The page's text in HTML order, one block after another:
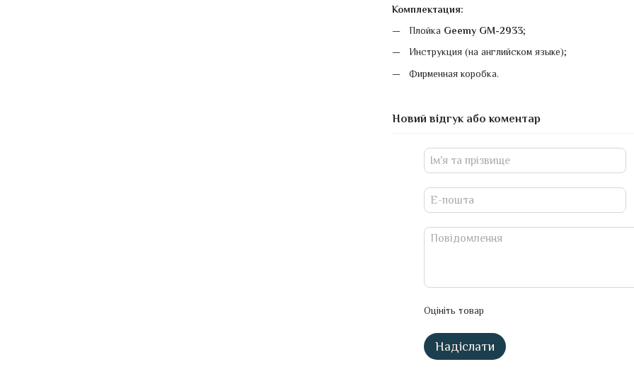
Комплектация:
Плойка Geemy GM-2933;
Инструкция (на английском языке);
Фирменная коробка.
Новий відгук або коментар
Оцініть товар
Надіслати